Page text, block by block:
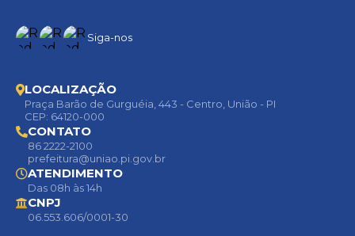
Siga-nos
LOCALIZAÇÃO
Praça Barão de Gurguéia, 443 - Centro, União - PI
CEP: 64120-000
CONTATO
86 2222-2100
prefeitura@uniao.pi.gov.br
ATENDIMENTO
Das 08h às 14h
CNPJ
06.553.606/0001-30